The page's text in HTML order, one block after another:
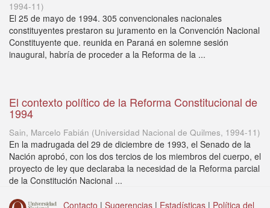
1994-11)
El 25 de mayo de 1994. 305 convencionales nacionales
constituyentes prestaron su juramento en la Convención Nacional
Constituyente que. reunida en Paraná en solemne sesión
inaugural, habría de proceder a la Reforma de la ...
El contexto político de la Reforma Constitucional de
1994
Sain, Marcelo Fabián (Universidad Nacional de Quilmes, 1994-11)
En la madrugada del 29 de diciembre de 1993, el Senado de la
Nación aprobó, con los dos tercios de los miembros del cuerpo, el
proyecto de ley que declaraba la necesidad de la Reforma parcial
de la Constitución Nacional ...
Contacto | Sugerencias | Estadísticas | Política del